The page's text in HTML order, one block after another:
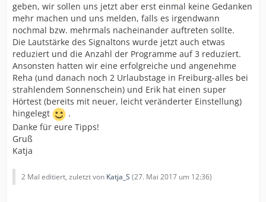
geben, wir sollen uns jetzt aber erst einmal keine Gedanken
mehr machen und uns melden, falls es irgendwann
nochmal bzw. mehrmals nacheinander auftreten sollte.
Die Lautstärke des Signaltons wurde jetzt auch etwas
reduziert und die Anzahl der Programme auf 3 reduziert.
Ansonsten hatten wir eine erfolgreiche und angenehme
Reha (und danach noch 2 Urlaubstage in Freiburg-alles bei
strahlendem Sonnenschein) und Erik hat einen super
Hörtest (bereits mit neuer, leicht veränderter Einstellung)
hingelegt
.
Danke für eure Tipps!
Gruß
Katja
2 Mal editiert, zuletzt von Katja_S (27. Mai 2017 um 12:36)